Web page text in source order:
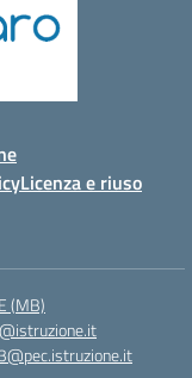
Licenza e riuso
(MB)